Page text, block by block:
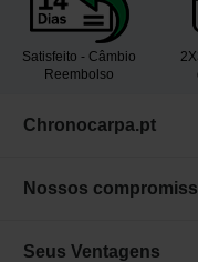
Satisfeito - Câmbio
Reembolso
Chronocarpa.pt
Nossos
Seus Ventagens